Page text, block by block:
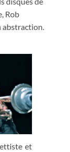
Rob
abstraction.
et